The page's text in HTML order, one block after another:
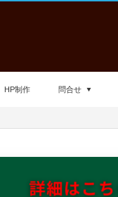
HP制作 問合せ